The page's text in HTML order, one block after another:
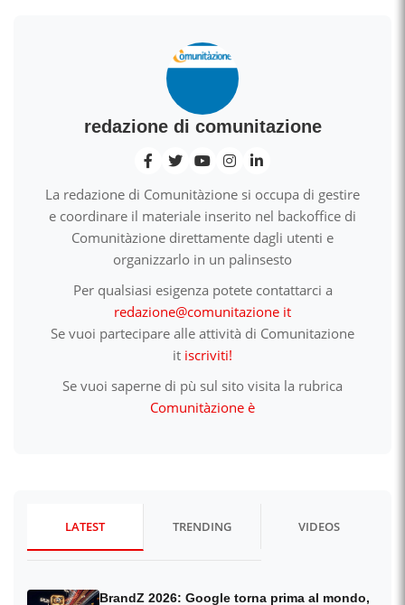
redazione di comunitazione
La redazione di Comunitàzione si occupa di gestire
e coordinare il materiale inserito nel backoffice di
Comunitàzione direttamente dagli utenti e
organizzarlo in un palinsesto
Per qualsiasi esigenza potete contattarci a
redazione@comunitazione it
Se vuoi partecipare alle attività di Comunitazione
it iscriviti!
Se vuoi saperne di pù sul sito visita la rubrica
Comunitàzione è
LATEST TRENDING VIDEOS
BrandZ 2026: Google torna prima al mondo,